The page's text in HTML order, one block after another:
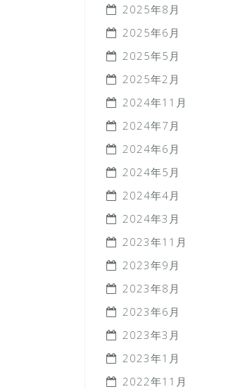
2025年8月
2025年6月
2025年5月
2025年2月
2024年11月
2024年7月
2024年6月
2024年5月
2024年4月
2024年3月
2023年11月
2023年9月
2023年8月
2023年6月
2023年3月
2023年1月
2022年11月